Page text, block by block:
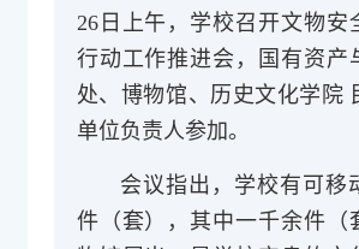
26日上午，学校召开文物安
行动工作推进会，
国有资产
处、博物馆、历史文化学院
单位负责人参加。
会议指出，学校有可移
件（套），其中一千余件（